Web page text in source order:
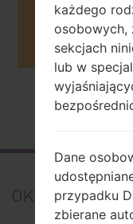
Buy
Strona
0Komentarze
każdego
osobowych,
sekcjach
lub w
Dane
przypadku
zbierane